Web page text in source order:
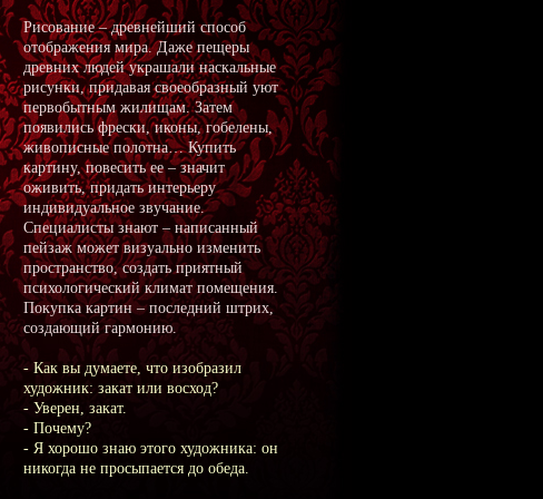
Рисование – древнейший способ
отображения мира. Даже пещеры
древних людей украшали наскальные
рисунки, придавая своеобразный уют
первобытным жилищам. Затем
появились фрески, иконы, гобелены,
живописные полотна… Купить
картину, повесить ее – значит
оживить, придать интерьеру
индивидуальное звучание.
Специалисты знают – написанный
пейзаж может визуально изменить
пространство, создать приятный
психологический климат помещения.
Покупка картин – последний штрих,
создающий гармонию.
- Как вы думаете, что изобразил
художник: закат или восход?
- Уверен, закат.
- Почему?
- Я хорошо знаю этого художника: он
никогда не просыпается до обеда.